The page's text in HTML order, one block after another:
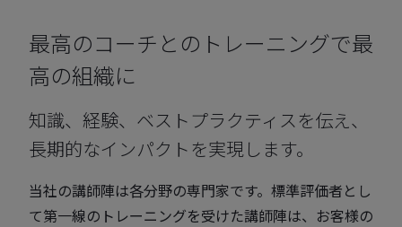
最高のコーチとのトレーニングで最
高の組織に
知識、経験、ベストプラクティスを伝え、
長期的なインパクトを実現します。
当社の講師陣は各分野の専門家です。標準評価者とし
て第一線のトレーニングを受けた講師陣は、お客様の